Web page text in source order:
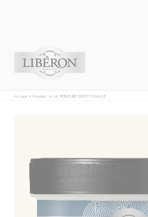
Accueil Produits LA PEINTURE EFFET CHAULÉ